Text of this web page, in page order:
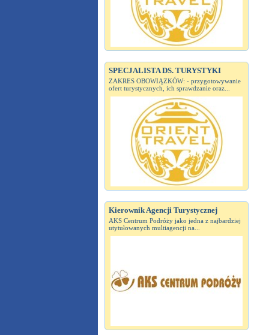
SPECJALISTA DS. TURYSTYKI
ZAKRES OBOWIĄZKÓW: - przygotowywanie
ofert turystycznych, ich sprawdzanie oraz...
Kierownik Agencji Turystycznej
AKS Centrum Podróży jako jedna z najbardziej
utytułowanych multiagencji na...